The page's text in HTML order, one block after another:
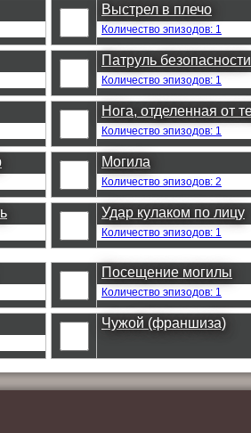
Выстрел в плечо
Количество эпизодов: 1
Патруль безопасности
Количество эпизодов: 1
Нога, отделенная от
Количество эпизодов: 1
Могила
Количество эпизодов: 2
Удар кулаком по лицу
Количество эпизодов: 1
Посещение могилы
Количество эпизодов: 1
Чужой (франшиза)